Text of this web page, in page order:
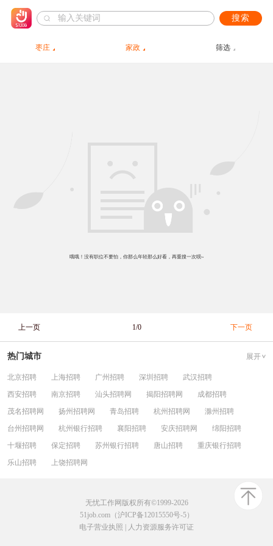
搜索
枣庄 家政 筛选
哦哦！没有职位不要怕，你那么年轻那么好看，再重搜一次呗~
上一页 1/0 下一页
热门城市 展开
北京招聘 上海招聘 广州招聘 深圳招聘
武汉招聘
西安招聘
南京招聘 汕头招聘网 揭阳招聘网
成都招聘
茂名招聘网
扬州招聘网 青岛招聘 杭州招聘网
滁州招聘
台州招聘网
杭州银行招聘 襄阳招聘 安庆招聘网
绵阳招聘
十堰招聘
保定招聘 苏州银行招聘 唐山招聘
重庆银行招聘
乐山招聘
上饶招聘网
无忧工作网版权所有©1999-2026
51job.com（沪ICP备12015550号-5）
电子营业执照
人力资源服务许可证